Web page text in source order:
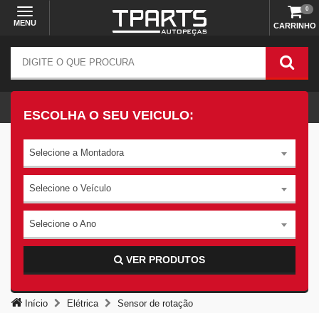
MENU CARRINHO
0
ESCOLHA O SEU VEICULO:
Selecione a Montadora
Selecione o Veículo
Selecione o Ano
VER PRODUTOS
Início Elétrica Sensor de rotação